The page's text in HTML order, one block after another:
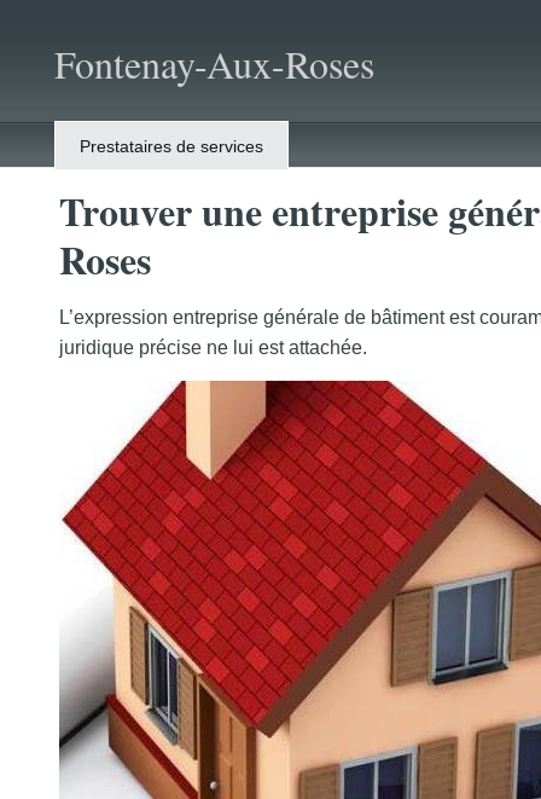
Fontenay-Aux-Roses
Prestataires de services
Trouver une entreprise
Roses
L’expression entreprise générale de bâtiment est
juridique précise ne lui est attachée.